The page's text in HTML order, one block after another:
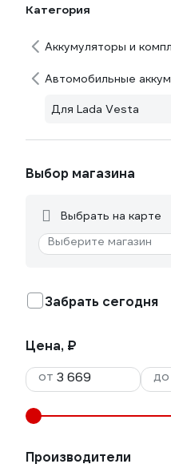
Категория
Аккумуляторы и
Автомобильные
Для Lada Vesta
Выбор магазина
Выбрать на карте
Выберите магазин
Забрать сегодня
Цена, ₽
от
до
Производители